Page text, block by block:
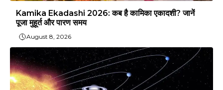
Kamika Ekadashi 2026: कब है कामिका एकादशी? जानें
पूजा मुहूर्त और पारण समय
August 8, 2026